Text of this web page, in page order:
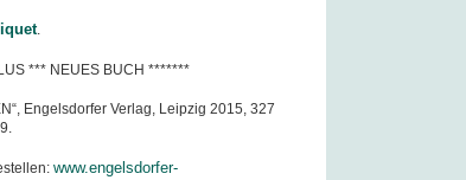
.
*** NEUES BUCH *******
Engelsdorfer Verlag, Leipzig 2015, 327
www.engelsdorfer-